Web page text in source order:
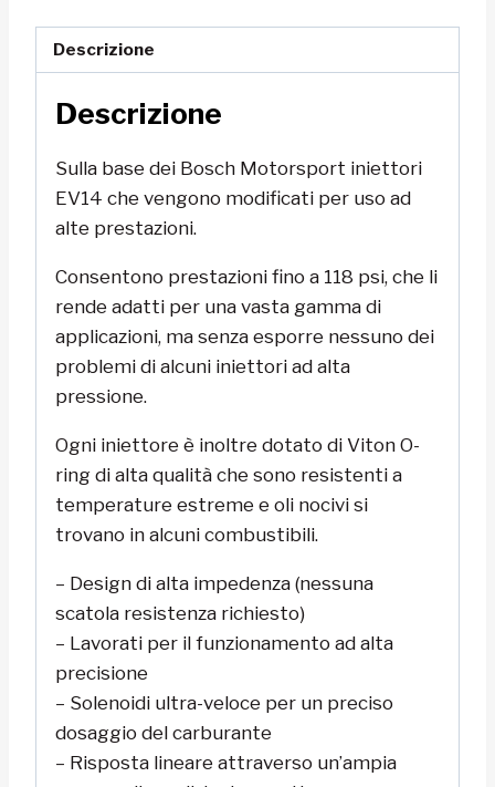
Descrizione
Descrizione
Sulla base dei Bosch Motorsport iniettori
EV14 che vengono modificati per uso ad
alte prestazioni.
Consentono prestazioni fino a 118 psi, che li
rende adatti per una vasta gamma di
applicazioni, ma senza esporre nessuno dei
problemi di alcuni iniettori ad alta
pressione.
Ogni iniettore è inoltre dotato di Viton O-
ring di alta qualità che sono resistenti a
temperature estreme e oli nocivi si
trovano in alcuni combustibili.
– Design di alta impedenza (nessuna
scatola resistenza richiesto)
– Lavorati per il funzionamento ad alta
precisione
– Solenoidi ultra-veloce per un preciso
dosaggio del carburante
– Risposta lineare attraverso un’ampia